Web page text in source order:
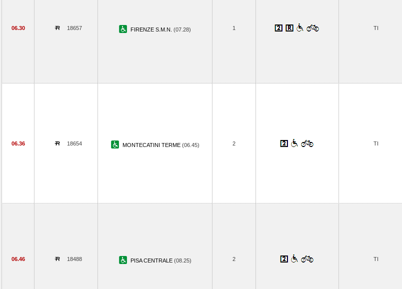
06.30 18657 FIRENZE S.M.N. (07.28) 1 TI
06.36 18654 MONTECATINI TERME (06.45) 2 TI
06.46 18488 PISA CENTRALE (08.25) 2 TI